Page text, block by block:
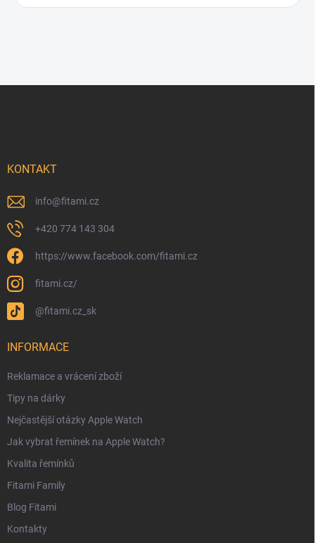
KONTAKT
info@fitami.cz
+420 774 143 304
https://www.facebook.com/fitami.cz
fitami.cz/
@fitami.cz_sk
INFORMACE
Reklamace a vrácení zboží
Tipy na dárky
Nejčastější otázky Apple Watch
Jak vybrat řemínek na Apple Watch?
Kvalita řemínků
Fitami Family
Blog Fitami
Kontakty